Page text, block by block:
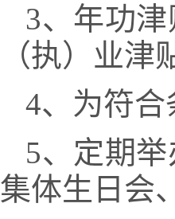
3、年功
（执）业
4、为符
5、定期
集体生日会